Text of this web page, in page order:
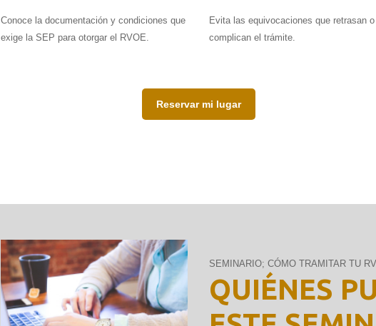
Conoce la documentación y condiciones que
exige la SEP para otorgar el RVOE.
Evita las equivocaciones que retrasan o
complican el trámite.
Reservar mi lugar
SEMINARIO; CÓMO TRAMITAR TU
QUIÉNES